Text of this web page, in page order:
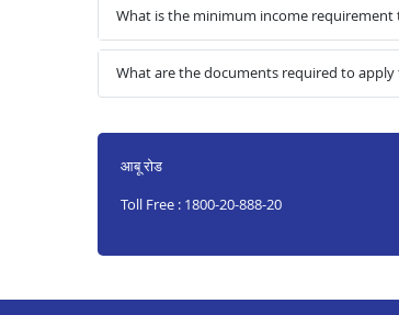
What is the minimum income requirement
What are the documents required to
आबू रोड
Toll Free : 1800-20-888-20